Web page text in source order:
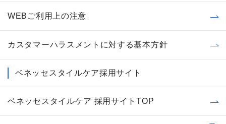
WEBご利用上の注意
カスタマーハラスメントに対する基本方針
ベネッセスタイルケア採用サイト
ベネッセスタイルケア 採用サイトTOP